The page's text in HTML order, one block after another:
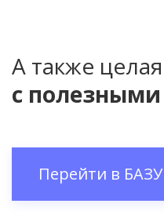
А также
с
Перейти в